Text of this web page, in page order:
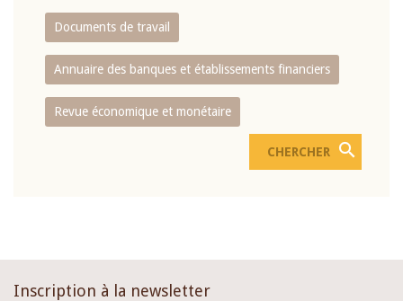
Documents de travail
Annuaire des banques et établissements financiers
Revue économique et monétaire
Inscription à la newsletter